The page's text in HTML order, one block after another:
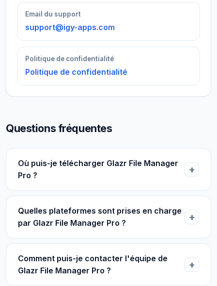
Email du support
support@igy-apps.com
Politique de confidentialité
Politique de confidentialité
Questions fréquentes
Où puis-je télécharger Glazr File Manager
Pro ?
Quelles plateformes sont prises en charge
par Glazr File Manager Pro ?
Comment puis-je contacter l'équipe de
Glazr File Manager Pro ?